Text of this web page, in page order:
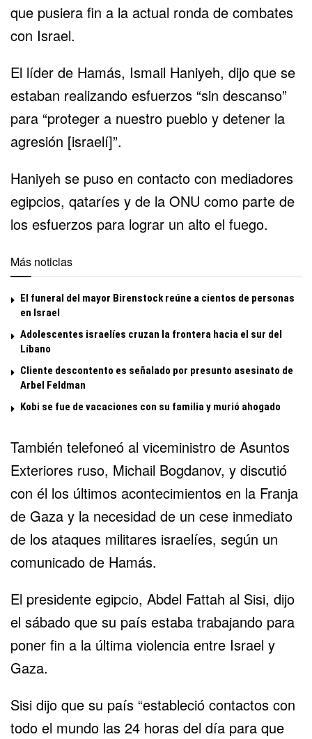
que pusiera fin a la actual ronda de combates
con Israel.
El líder de Hamás, Ismail Haniyeh, dijo que se
estaban realizando esfuerzos “sin descanso”
para “proteger a nuestro pueblo y detener la
agresión [israelí]”.
Haniyeh se puso en contacto con mediadores
egipcios, qataríes y de la ONU como parte de
los esfuerzos para lograr un alto el fuego.
Más noticias
El funeral del mayor Birenstock reúne a cientos de personas
en Israel
Adolescentes israelíes cruzan la frontera hacia el sur del
Líbano
Cliente descontento es señalado por presunto asesinato de
Arbel Feldman
Kobi se fue de vacaciones con su familia y murió ahogado
También telefoneó al viceministro de Asuntos
Exteriores ruso, Michail Bogdanov, y discutió
con él los últimos acontecimientos en la Franja
de Gaza y la necesidad de un cese inmediato
de los ataques militares israelíes, según un
comunicado de Hamás.
El presidente egipcio, Abdel Fattah al Sisi, dijo
el sábado que su país estaba trabajando para
poner fin a la última violencia entre Israel y
Gaza.
Sisi dijo que su país “estableció contactos con
todo el mundo las 24 horas del día para que